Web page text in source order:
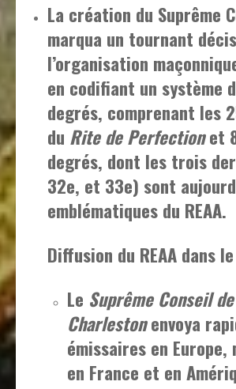
La création du Suprême
marqua un tournant
l’organisation
en codifiant un système
degrés, comprenant les
du Rite de Perfection et
degrés, dont les trois
32e, et 33e) sont
emblématiques du REAA.
Diffusion du REAA dans
Le Suprême Conseil de
Charleston envoya
émissaires en Europe,
en France et en